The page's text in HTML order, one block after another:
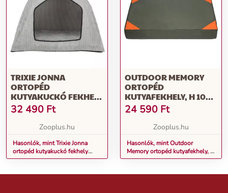
TRIXIE JONNA
ORTOPÉD
KUTYAKUCKÓ FEKHELY
75X55X55CM
32 490 Ft
Zooplus.hu
Hasonlók, mint Trixie Jonna
ortopéd kutyakuckó fekhely
75x55x55cm
OUTDOOR MEMORY
ORTOPÉD
KUTYAFEKHELY, H 100
X SZ 70 X M 12 CM
24 590 Ft
Zooplus.hu
Hasonlók, mint Outdoor
Memory ortopéd kutyafekhely, H
100 x Sz 70 x M 12 cm